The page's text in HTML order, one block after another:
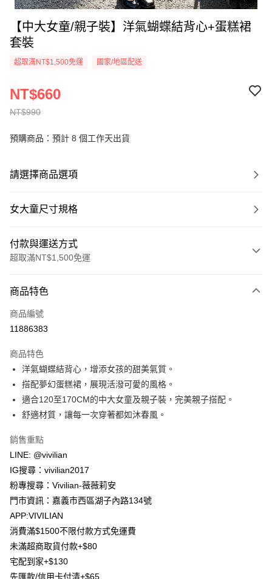
【中大女童/親子裝】洋氣蝴蝶結背心+蛋糕裙
套裝
超取滿NT$1,500免運 國家/地區配送
NT$990
NT$660
預購商品：預計 8 個工作天出貨
請選擇商品選項
女大童尺寸規格
付款與運送方式
超取滿NT$1,500免運
信用卡一次付款
信用卡分期付款
合作金庫商業銀行
華南商業銀行
彰化商業銀行
上海商業儲蓄銀行
台北富邦商業銀行
國泰世華商業銀行
兆豐國際商業銀行
臺灣中小企業銀行
台中商業銀行
聯邦商業銀行
台新國際商業銀行
台灣樂天信用卡公司
超商取貨付款
LINE Pay
Apple Pay
悠遊付
Google Pay
大哥付你分期
相關說明
【大哥付你分期使用說明】
2.付款方式選擇「大哥付你分期」，訂單成立後會自動跳轉到大哥付的交易
流程，驗證手機門號後，選擇欲分期的期數、繳款截止日，確認付款後即完
成交易。
AFTEE先享後付
相關說明
【關於「AFTEE先享後付」】
AFTEE先享後付是「在收到商品之後才付款」的支付方式。 讓您購物簡單
ATM付款
商品特色
商品編號
11886383
商品特色
洋氣蝴蝶結背心，增添女孩的甜美氣質。
搭配夢幻蛋糕裙，展現活潑可愛的風格。
適合120至170CM的中大女童及親子裝，完美親子搭配。
舒適材質，讓每一次穿著都如沐春風。
銷售重點
LINE: @vivilian
IG搜尋：vivilian2017
粉專搜尋：Vivilian-薇薇莉安
門市資訊：嘉義市西區湖子內路134號
APP:VIVILIAN
消費滿$1500不限付款方式免運費
未滿超商取貨付款+$80
宅配到家+$130
先匯款/信用卡付清+$65